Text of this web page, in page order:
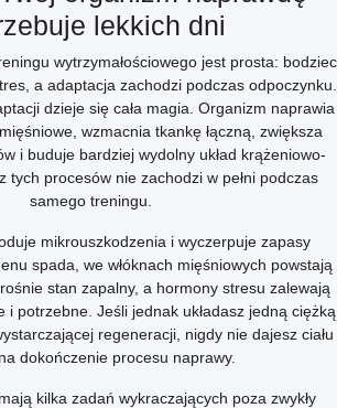
lekkich dni
wytrzymałościowego jest prosta: bodziec
a adaptacja zachodzi podczas odpoczynku.
dzieje się cała magia. Organizm naprawia
wzmacnia tkankę łączną, zwiększa
i buduje bardziej wydolny układ krążeniowo-
tych procesów nie zachodzi w pełni podczas
samego treningu.
mikrouszkodzenia i wyczerpuje zapasy
spada, we włóknach mięśniowych powstają
stan zapalny, a hormony stresu zalewają
i potrzebne. Jeśli jednak układasz jedną ciężką
regeneracji, nigdy nie dajesz ciału
dokończenie procesu naprawy.
kilka zadań wykraczających poza zwykły